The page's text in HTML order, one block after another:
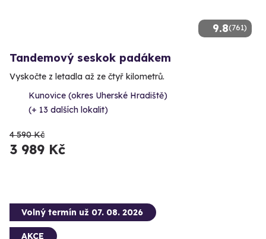
9.8(761)
Tandemový seskok padákem
Vyskočte z letadla až ze čtyř kilometrů.
Kunovice (okres Uherské Hradiště)
(+ 13 dalších lokalit)
4 590 Kč
3 989 Kč
Volný termín už 07. 08. 2026
AKCE